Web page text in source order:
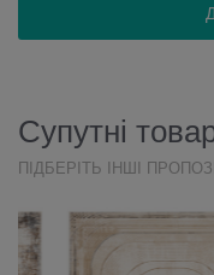
Супутні
ПІДБЕРІТЬ ІНШІ